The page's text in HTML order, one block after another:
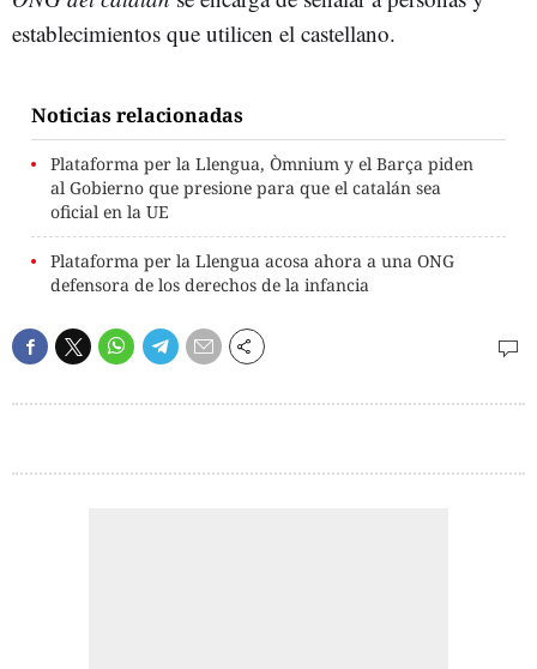
establecimientos que utilicen el castellano.
Noticias relacionadas
Plataforma per la Llengua, Òmnium y el Barça piden
al Gobierno que presione para que el catalán sea
oficial en la UE
Plataforma per la Llengua acosa ahora a una ONG
defensora de los derechos de la infancia